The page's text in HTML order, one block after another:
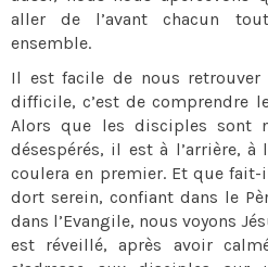
aller de l’avant chacun
ensemble.
Il est facile de nous
difficile, c’est de comprendre
Alors que les disciples sont
désespérés, il est à l’arrière,
coulera en premier. Et que
dort serein, confiant dans le
dans l’Evangile, nous voyons
est réveillé, après avoir